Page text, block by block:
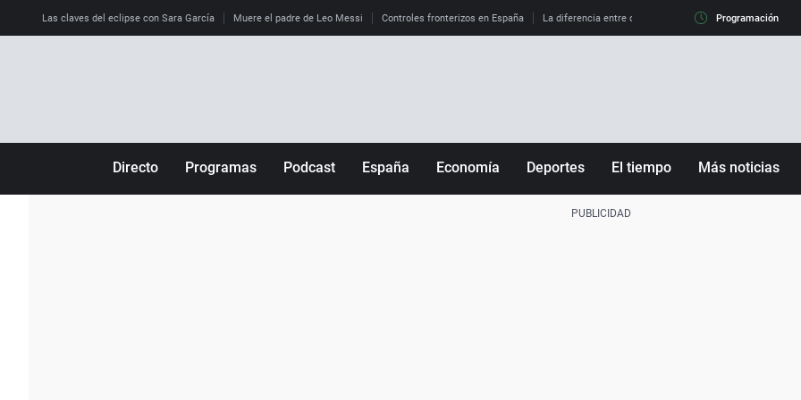
Las claves del eclipse con Sara García Muere el padre de Leo Messi Controles fronterizos en España La diferencia entre observar el eclipse al 99% y al 100%
Programación
Directo Programas Podcast España Economía Deportes El tiempo Más noticias